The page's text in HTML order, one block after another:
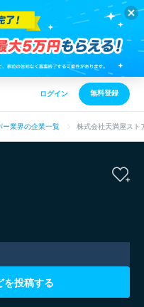
ログイン 無料登録
ー業界の企業一覧 株式会社天満屋スト
を投稿する